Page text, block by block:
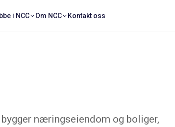
i NCC Om NCC Kontakt oss
næringseiendom og boliger,